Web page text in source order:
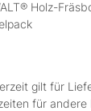
Holz-
gilt für
für